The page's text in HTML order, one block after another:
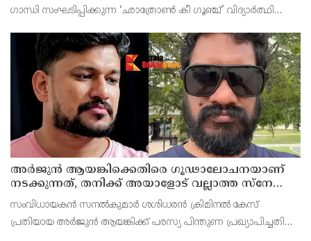
ഗാന്ധി സംഘടിപ്പിക്കുന്ന ‘ഛാത്രോൺ കീ ഗൂഞ്ച്’ വിദ്യാർത്ഥി
രംഗത്തെത്തി.
അർജുൻ ആയങ്കിക്കെതിരെ ഗൂഢാലോചനയാണ്
നടക്കുന്നത്, തനിക്ക് അയാളോട് വല്ലാത്ത സ്നേഹം
തോന്നുന്നു ; സംവിധായകൻ സനൽകുമാർ
ശശിധരൻ
സംവിധായകൻ സനൽകുമാർ ശശിധരൻ ക്രിമിനൽ കേസ്
പ്രതിയായ അർജുൻ ആയങ്കിക്ക് പരസ്യ പിന്തുണ പ്രഖ്യാപിച്ചതിനെ